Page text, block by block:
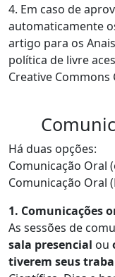
4. Em caso de
automaticamente
artigo para os
política de livre
Creative Commons
Há duas opções:
Comunicação Oral
Comunicação Oral
1. Comunicações
As sessões de
sala presencial ou
tiverem seus